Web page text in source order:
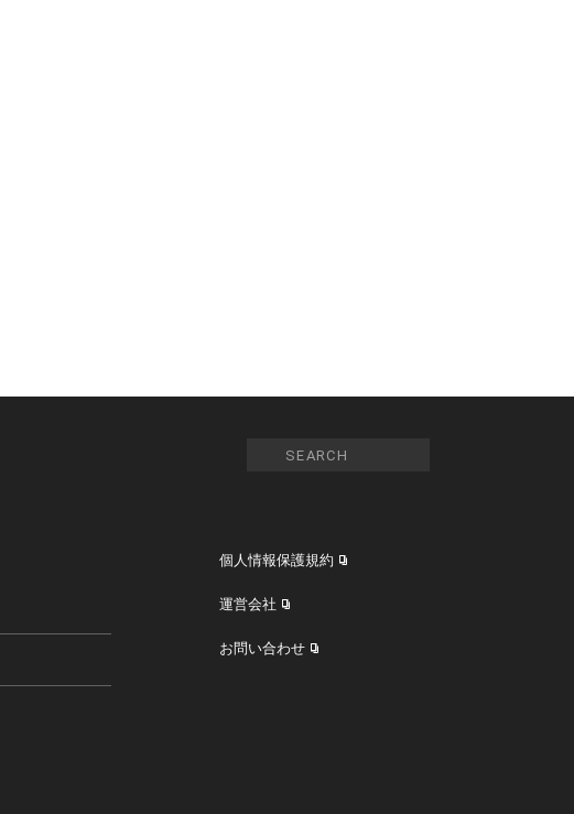
個人情報保護規約
運営会社
お問い合わせ